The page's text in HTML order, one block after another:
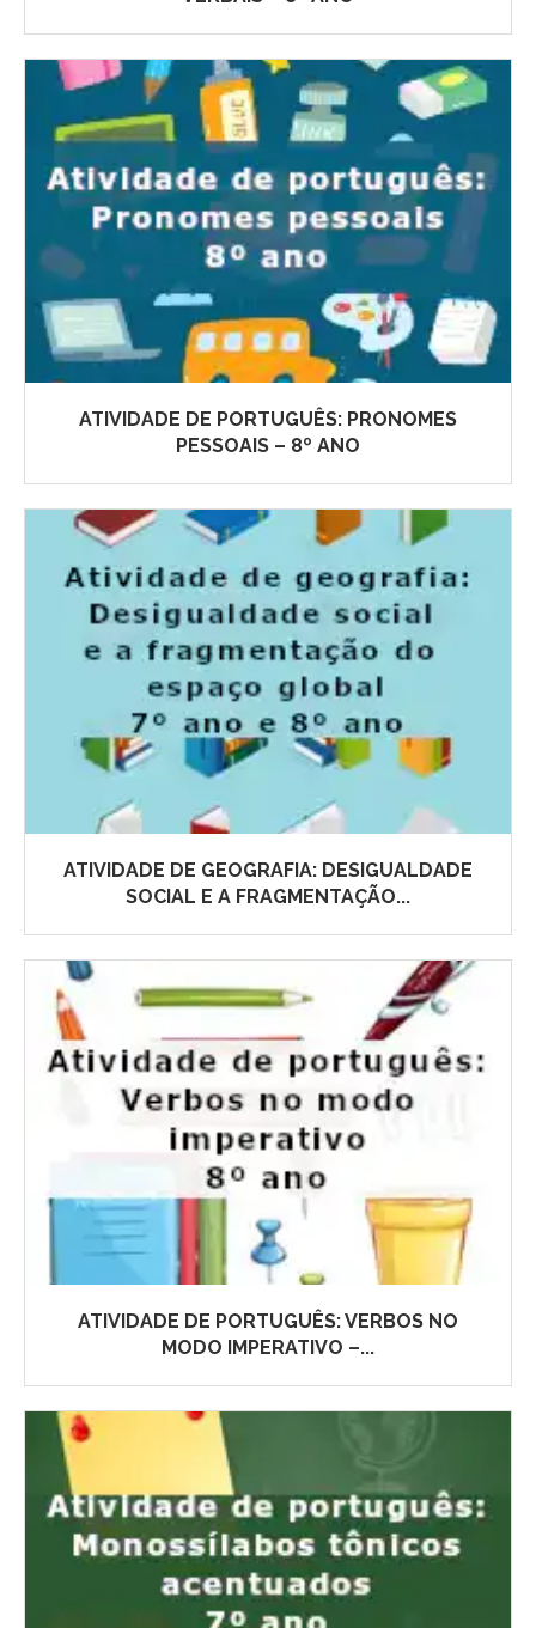
ATIVIDADE DE PORTUGUÊS: PRONOMES
PESSOAIS – 8º ANO
ATIVIDADE DE GEOGRAFIA: DESIGUALDADE
SOCIAL E A FRAGMENTAÇÃO...
ATIVIDADE DE PORTUGUÊS: VERBOS NO
MODO IMPERATIVO –...